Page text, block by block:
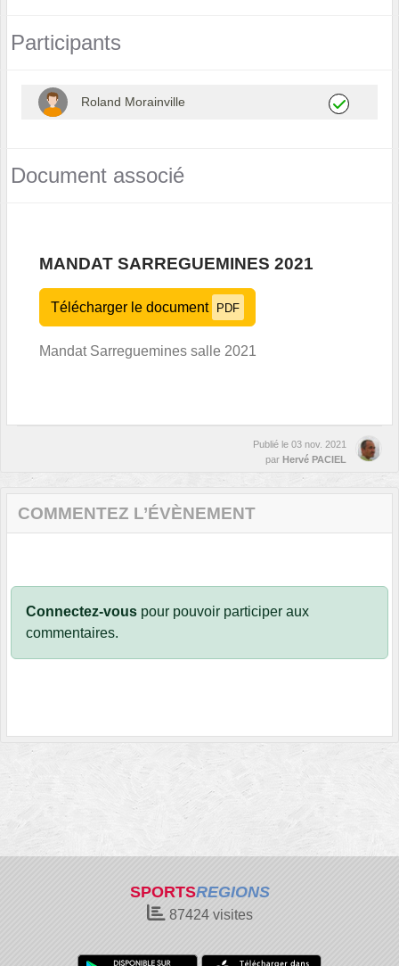
Participants
Roland Morainville
Document associé
MANDAT SARREGUEMINES 2021
Télécharger le document PDF
Mandat Sarreguemines salle 2021
Publié le 03 nov. 2021
par Hervé PACIEL
COMMENTEZ L’ÉVÈNEMENT
Connectez-vous pour pouvoir participer aux
commentaires.
SPORTSREGIONS
87424visites